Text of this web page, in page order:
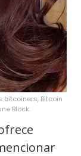
bitcoiners, Bitcoin
Block.